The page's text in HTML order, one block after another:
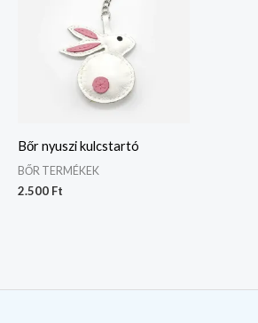
Bőr nyuszi kulcstartó
BŐR TERMÉKEK
2.500 Ft